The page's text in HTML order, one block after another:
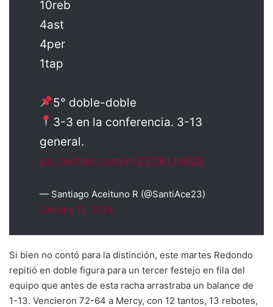
10reb
4ast
4per
1tap
5° doble-doble
3-3 en la conferencia. 3-13
general.
pic.twitter.com/m32OKLh9QG
— Santiago Aceituno R (@SantiAce23)
January 13, 2024
Si bien no contó para la distinción, este martes Redondo
repitió en doble figura para un tercer festejo en fila del
equipo que antes de esta racha arrastraba un balance de
1-13. Vencieron 72-64 a Mercy, con 12 tantos, 13 rebotes,